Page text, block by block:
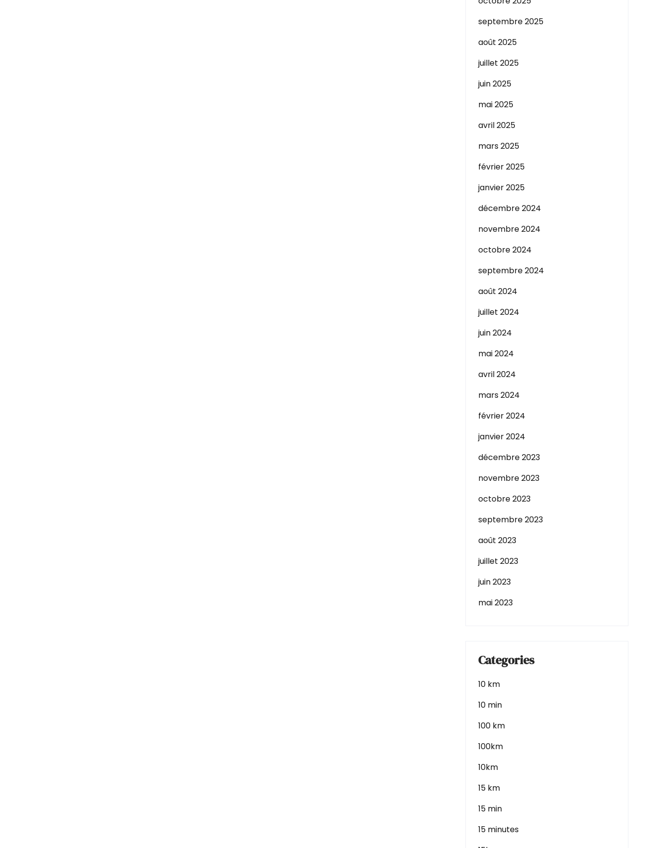
septembre 2025
août 2025
juillet 2025
juin 2025
mai 2025
avril 2025
mars 2025
février 2025
janvier 2025
décembre 2024
novembre 2024
octobre 2024
septembre 2024
août 2024
juillet 2024
juin 2024
mai 2024
avril 2024
mars 2024
février 2024
janvier 2024
décembre 2023
novembre 2023
octobre 2023
septembre 2023
août 2023
juillet 2023
juin 2023
mai 2023
Categories
10 km
10 min
100 km
100km
10km
15 km
15 min
15 minutes